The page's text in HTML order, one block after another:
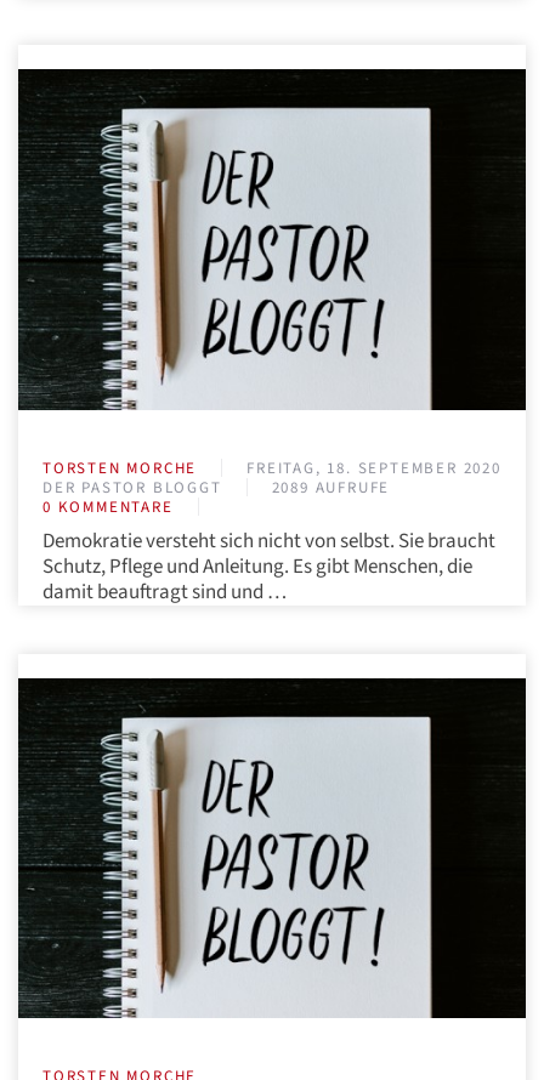
TORSTEN MORCHE
FREITAG, 18. SEPTEMBER 2020
DER PASTOR BLOGGT
2089 AUFRUFE
0 KOMMENTARE
Demokratie versteht sich nicht von selbst. Sie braucht
Schutz, Pflege und Anleitung. Es gibt Menschen, die
damit beauftragt sind und …